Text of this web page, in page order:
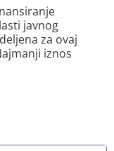
javnog
za ovaj
iznos